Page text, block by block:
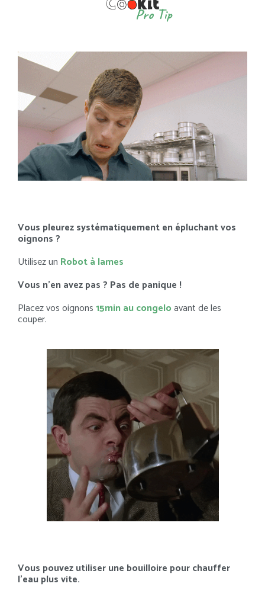
Pro Tip
Vous pleurez systématiquement en épluchant vos
oignons ?
Utilisez un Robot à lames
Vous n’en avez pas ? Pas de panique !
Placez vos oignons15min au congeloavant de les
couper.
Vous pouvez utiliser une bouilloire pour chauffer
l’eau plus vite.